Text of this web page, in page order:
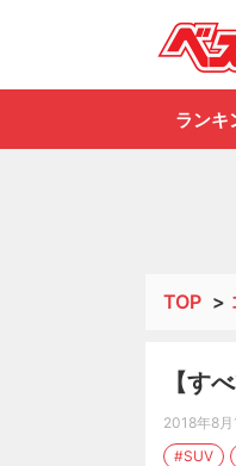
ランキ
TOP >
【す
2018年8月
#SUV